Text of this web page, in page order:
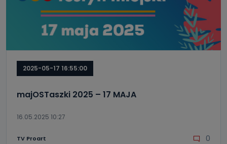
2025-05-17 16:55:00
majOSTaszki 2025 – 17 MAJA
16.05.2025 10:27
TV Proart 0